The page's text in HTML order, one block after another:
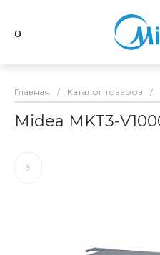
Главная / Каталог товаров /
Midea MKT3-